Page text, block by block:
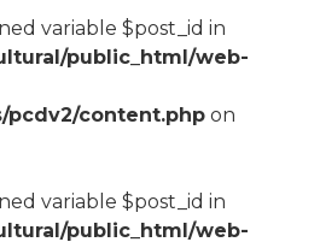
variable $post_id in
public_html/web-
content.phpon
variable $post_id in
public_html/web-